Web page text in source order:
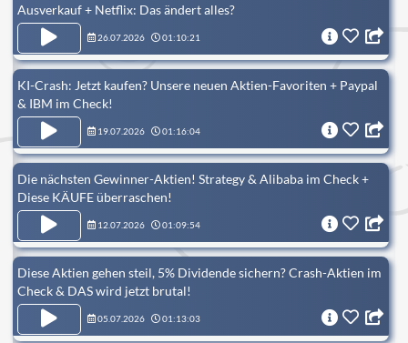
Ausverkauf + Netflix: Das ändert alles?
26.07.2026 01:10:21
KI-Crash: Jetzt kaufen? Unsere neuen Aktien-Favoriten + Paypal
& IBM im Check!
19.07.2026 01:16:04
Die nächsten Gewinner-Aktien! Strategy & Alibaba im Check +
Diese KÄUFE überraschen!
12.07.2026 01:09:54
Diese Aktien gehen steil, 5% Dividende sichern? Crash-Aktien im
Check & DAS wird jetzt brutal!
05.07.2026 01:13:03